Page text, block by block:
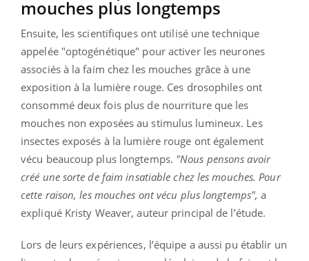
mouches plus longtemps
Ensuite, les scientifiques ont utilisé une technique
appelée "optogénétique" pour activer les neurones
associés à la faim chez les mouches grâce à une
exposition à la lumière rouge. Ces drosophiles ont
consommé deux fois plus de nourriture que les
mouches non exposées au stimulus lumineux. Les
insectes exposés à la lumière rouge ont également
vécu beaucoup plus longtemps. "Nous pensons avoir
créé une sorte de faim insatiable chez les mouches. Pour
cette raison, les mouches ont vécu plus longtemps", a
expliqué Kristy Weaver, auteur principal de l’étude.
Lors de leurs expériences, l’équipe a aussi pu établir un